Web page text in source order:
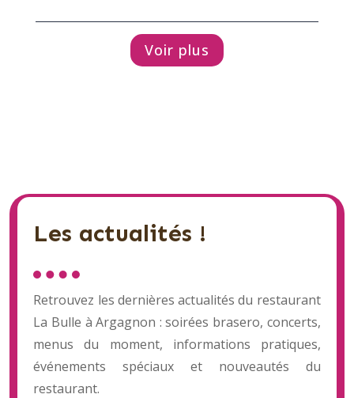
Voir plus
Les actualités !
Retrouvez les dernières actualités du restaurant
La Bulle à Argagnon : soirées brasero, concerts,
menus du moment, informations pratiques,
événements spéciaux et nouveautés du
restaurant.